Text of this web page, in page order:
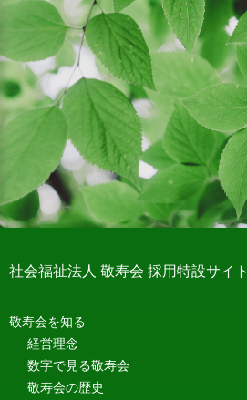
社会福祉法人 敬寿会 採用特設サイト
敬寿会を知る
経営理念
数字で見る敬寿会
敬寿会の歴史